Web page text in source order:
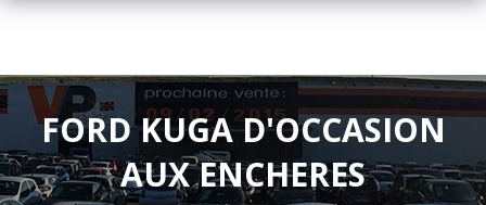
FORD KUGA D'OCCASION
AUX ENCHERES